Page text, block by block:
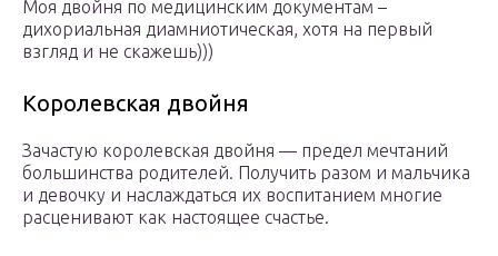
Моя двойня по медицинским документам –
дихориальная диамниотическая, хотя на первый
взгляд и не скажешь)))
Королевская двойня
Зачастую королевская двойня — предел мечтаний
большинства родителей. Получить разом и мальчика
и девочку и наслаждаться их воспитанием многие
расценивают как настоящее счастье.